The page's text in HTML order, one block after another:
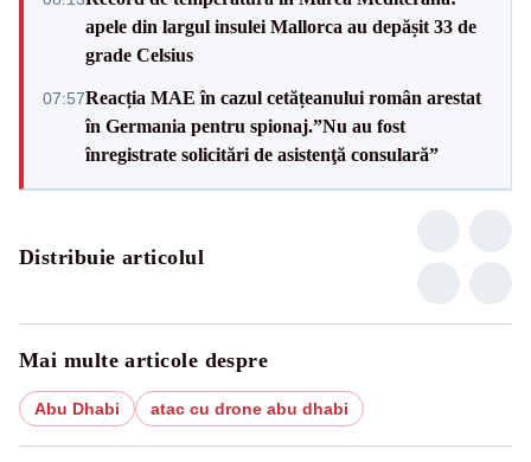
apele din largul insulei Mallorca au depășit 33 de
grade Celsius
07:57Reacția MAE în cazul cetățeanului român arestat
în Germania pentru spionaj.”Nu au fost
înregistrate solicitări de asistenţă consulară”
Distribuie articolul
Mai multe articole despre
Abu Dhabi atac cu drone abu dhabi